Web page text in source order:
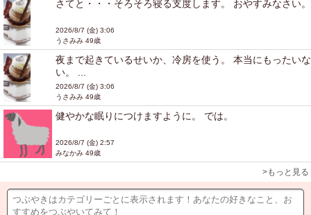
さてと・・・そろそろ寝る支度します。 おやすみなさい。
2026/8/7 (金) 3:06
うさみみ 49歳
夜まで起きているせいか、冷房を使う。 本当にもったいな
い。 ...
2026/8/7 (金) 3:06
うさみみ 49歳
健やかな眠りにつけますように。 では。
2026/8/7 (金) 2:57
みなかみ 49歳
>もっと見る